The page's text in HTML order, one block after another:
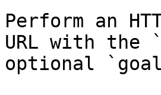
Perform an
URL with the
optional